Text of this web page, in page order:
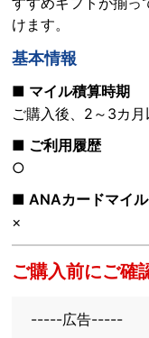
けます。
基本情報
■ マイル積算時期
ご購入後、2～3カ月
■ ご利用履歴
○
■ ANAカードマイ
×
ご購入前にご確
-----広告-----